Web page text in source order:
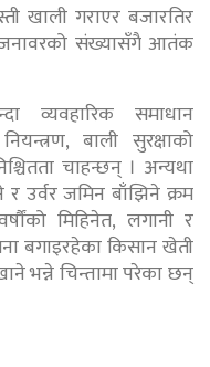
खाली गराएर बजारतिर
जनावरको संख्यासँगै आतंक
व्यवहारिक समाधान
बाली सुरक्षाको
चाहन्छन् । अन्यथा
उर्वर जमिन बाँझिने क्रम
मिहिनेत, लगानी र
बगाइरहेका किसान खेती
भन्ने चिन्तामा परेका छन्